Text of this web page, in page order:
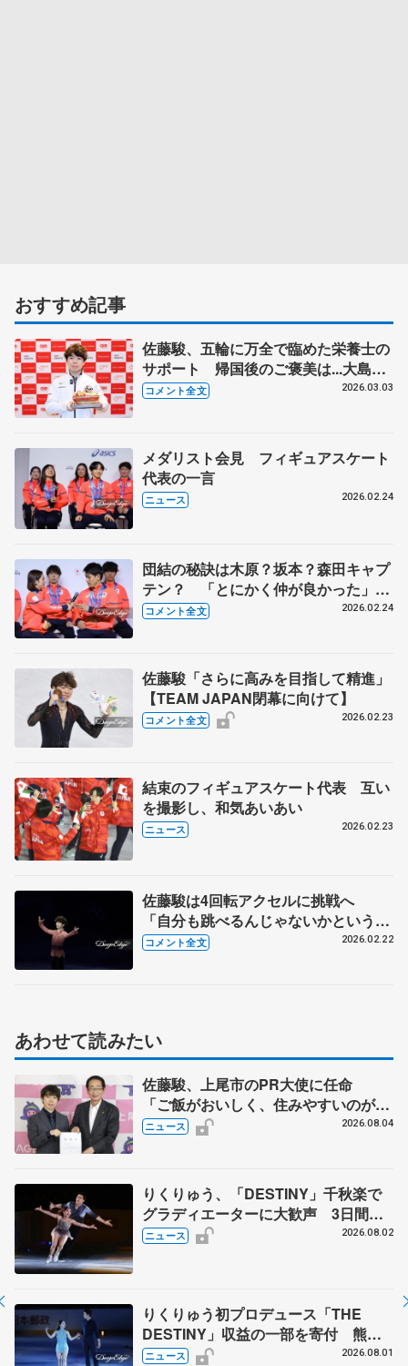
おすすめ記事
佐藤駿、五輪に万全で臨めた栄養士の
サポート 帰国後のご褒美は...大島光
翔と 【エームサービス社員交流会】
コメント全文 2026.03.03
メダリスト会見 フィギュアスケート
代表の一言
ニュース 2026.02.24
団結の秘訣は木原？坂本？森田キャプ
テン？ 「とにかく仲が良かった」チ
ームジャパン【選手団帰国・メダリス
コメント全文 2026.02.24
佐藤駿「さらに高みを目指して精進」
【TEAM JAPAN閉幕に向けて】
コメント全文 2026.02.23
結束のフィギュアスケート代表 互い
を撮影し、和気あいあい
ニュース 2026.02.23
佐藤駿は4回転アクセルに挑戦へ
「自分も跳べるんじゃないかという気
持ちに」 【ミラノ五輪エキシビショ
コメント全文 2026.02.22
あわせて読みたい
佐藤駿、上尾市のPR大使に任命
「ご飯がおいしく、住みやすいのが魅
力」
ニュース 2026.08.04
りくりゅう、「DESTINY」千秋楽で
グラディエーターに大歓声 3日間の
計4公演で延べ約１万8千人動員、三浦
ニュース 2026.08.02
りくりゅう初プロデュース「THE
DESTINY」収益の一部を寄付 熊本
地震、被災者支援
ニュース 2026.08.01